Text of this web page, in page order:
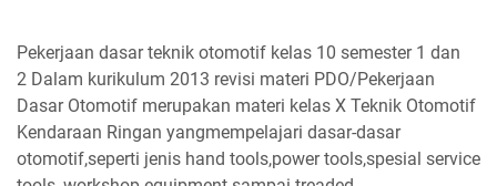
Pekerjaan dasar teknik otomotif kelas 10 semester 1 dan
2 Dalam kurikulum 2013 revisi materi PDO/Pekerjaan
Dasar Otomotif merupakan materi kelas X Teknik Otomotif
Kendaraan Ringan yangmempelajari dasar-dasar
otomotif,seperti jenis hand tools,power tools,spesial service